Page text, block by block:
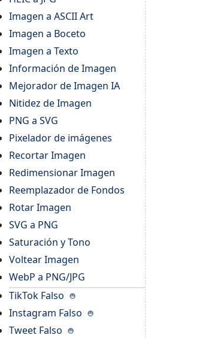
Imagen a ASCII Art
Imagen a Boceto
Imagen a Texto
Información de Imagen
Mejorador de Imagen IA
Nitidez de Imagen
PNG a SVG
Pixelador de imágenes
Recortar Imagen
Redimensionar Imagen
Reemplazador de Fondos
Rotar Imagen
SVG a PNG
Saturación y Tono
Voltear Imagen
WebP a PNG/JPG
TikTok Falso
Instagram Falso
Tweet Falso